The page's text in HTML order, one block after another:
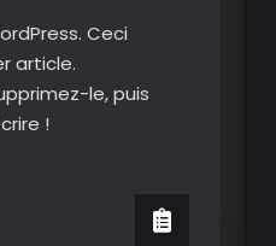
Ceci
article.
le, puis
!